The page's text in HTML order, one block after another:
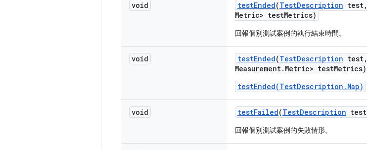
void testEnded(TestDescription test,
Metric> testMetrics)
回報個別測試案例的執行結束時間。
void testEnded(TestDescription test,
Measurement. Metric> testMetrics)
testEnded(TestDescription,Map)
void testFailed(TestDescription test
回報個別測試案例的失敗情形。